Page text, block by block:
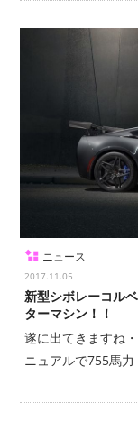
ニュース
2017.11.05
新型シボレーコル
ターマシン！！
遂に出てきますね
ニュアルで755馬